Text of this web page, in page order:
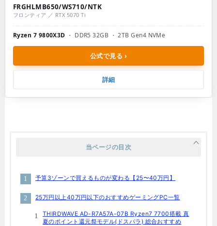
FRGHLMB650/WS710/NTK
フロンティア ／ RTX 5070 Ti
Ryzen 7 9800X3D ・ DDR5 32GB ・ 2TB Gen4 NVMe
公式で見る ›
詳細
当ページの目次
予算3ゾーンで買えるものが変わる【25〜40万円】
25万円以上40万円以下のおすすめゲーミングPC一覧
THIRDWAVE AD-R7A57A-07B Ryzen7 7700搭載 真
夏のポイント還元祭モデル(ドスパラ) 総合おすすめ